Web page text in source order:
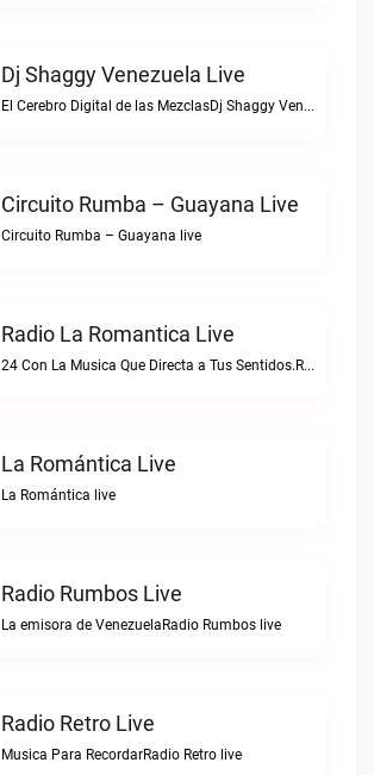
Dj Shaggy Venezuela Live
El Cerebro Digital de las MezclasDj Shaggy Venezuela live
Circuito Rumba – Guayana Live
Circuito Rumba – Guayana live
Radio La Romantica Live
24 Con La Musica Que Directa a Tus Sentidos.Radio La Romantica live
La Romántica Live
La Romántica live
Radio Rumbos Live
La emisora de VenezuelaRadio Rumbos live
Radio Retro Live
Musica Para RecordarRadio Retro live